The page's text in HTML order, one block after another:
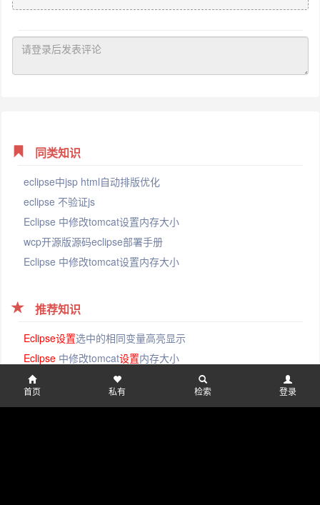
同类知识
eclipse中jsp html自动排版优化
eclipse 不验证js
Eclipse 中修改tomcat设置内存大小
wcp开源版源码eclipse部署手册
Eclipse 中修改tomcat设置内存大小
推荐知识
Eclipse设置选中的相同变量高亮显示
Eclipse 中修改tomcat设置内存大小
Eclipse
中修改tomcat设置
设置
’登陆后”才可以访问（v4.3.0）
首页 私有 检索 登录